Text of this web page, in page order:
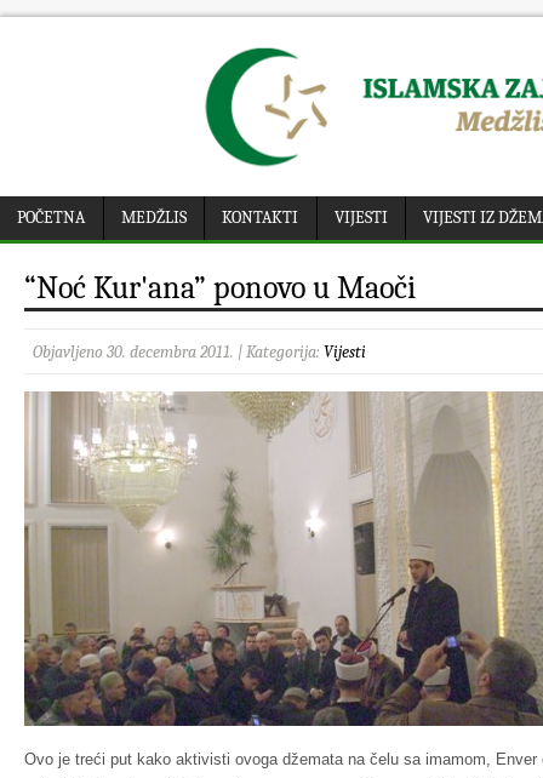
POČETNA MEDŽLIS KONTAKTI VIJESTI VIJESTI IZ
“Noć Kur'ana” ponovo u Maoči
Objavljeno 30. decembra 2011. | Kategorija: Vijesti
Ovo je treći put kako aktivisti ovoga džemata na čelu sa imamom, Enver